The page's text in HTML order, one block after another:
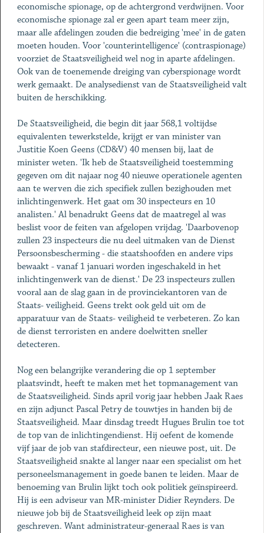
economische spionage, op de achtergrond verdwijnen. Voor
economische spionage zal er geen apart team meer zijn,
maar alle afdelingen zouden die bedreiging 'mee' in de gaten
moeten houden. Voor 'counterintelligence' (contraspionage)
voorziet de Staatsveiligheid wel nog in aparte afdelingen.
Ook van de toenemende dreiging van cyberspionage wordt
werk gemaakt. De analysedienst van de Staatsveiligheid valt
buiten de herschikking.
De Staatsveiligheid, die begin dit jaar 568,1 voltijdse
equivalenten tewerkstelde, krijgt er van minister van
Justitie Koen Geens (CD&V) 40 mensen bij, laat de
minister weten. 'Ik heb de Staatsveiligheid toestemming
gegeven om dit najaar nog 40 nieuwe operationele agenten
aan te werven die zich specifiek zullen bezighouden met
inlichtingenwerk. Het gaat om 30 inspecteurs en 10
analisten.' Al benadrukt Geens dat de maatregel al was
beslist voor de feiten van afgelopen vrijdag. 'Daarbovenop
zullen 23 inspecteurs die nu deel uitmaken van de Dienst
Persoonsbescherming - die staatshoofden en andere vips
bewaakt - vanaf 1 januari worden ingeschakeld in het
inlichtingenwerk van de dienst.' De 23 inspecteurs zullen
vooral aan de slag gaan in de provinciekantoren van de
Staats- veiligheid. Geens trekt ook geld uit om de
apparatuur van de Staats- veiligheid te verbeteren. Zo kan
de dienst terroristen en andere doelwitten sneller
detecteren.
Nog een belangrijke verandering die op 1 september
plaatsvindt, heeft te maken met het topmanagement van
de Staatsveiligheid. Sinds april vorig jaar hebben Jaak Raes
en zijn adjunct Pascal Petry de touwtjes in handen bij de
Staatsveiligheid. Maar dinsdag treedt Hugues Brulin toe tot
de top van de inlichtingendienst. Hij oefent de komende
vijf jaar de job van stafdirecteur, een nieuwe post, uit. De
Staatsveiligheid snakte al langer naar een specialist om het
personeelsmanagement in goede banen te leiden. Maar de
benoeming van Brulin lijkt toch ook politiek geïnspireerd.
Hij is een adviseur van MR-minister Didier Reynders. De
nieuwe job bij de Staatsveiligheid leek op zijn maat
geschreven. Want administrateur-generaal Raes is van